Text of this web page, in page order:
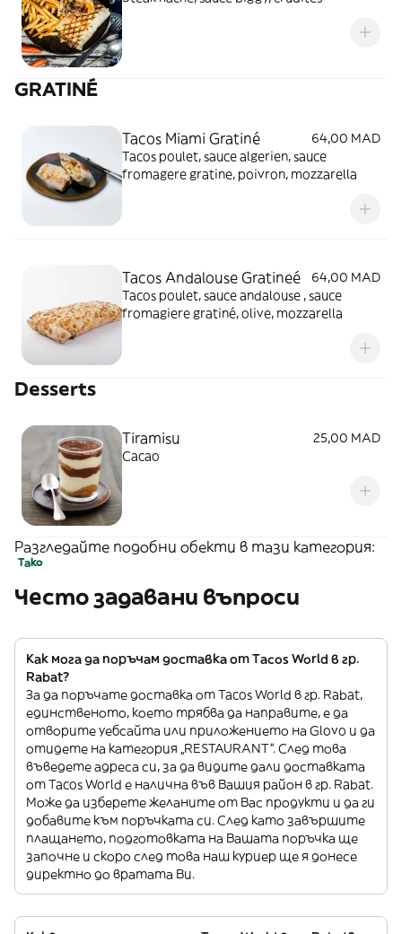
GRATINÉ
Tacos Miami Gratiné
64,00 MAD
Tacos poulet, sauce algerien, sauce
fromagere gratine, poivron, mozzarella
Tacos Andalouse Gratineé
64,00 MAD
Tacos poulet, sauce andalouse , sauce
fromagiere gratiné, olive, mozzarella
Desserts
Tiramisu
25,00 MAD
Cacao
Разгледайте подобни обекти в тази категория:
Тако
Често задавани въпроси
Как мога да поръчам доставка от Tacos World в гр.
Rabat?
За да поръчате доставка от Tacos World в гр. Rabat,
единственото, което трябва да направите, е да
отворите уебсайта или приложението на Glovo и да
отидете на категория „RESTAURANT”. След това
въведете адреса си, за да видите дали доставката
от Tacos World е налична във Вашия район в гр. Rabat.
Може да изберете желаните от Вас продукти и да ги
добавите към поръчката си. След като завършите
плащането, подготовката на Вашата поръчка ще
започне и скоро след това наш куриер ще я донесе
директно до вратата Ви.